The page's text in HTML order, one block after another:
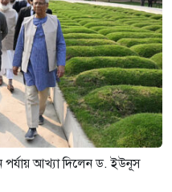
আখ্যা দিলেন ড. ইউনূস